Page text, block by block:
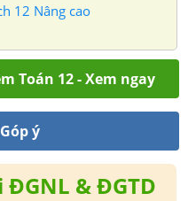
12 Nâng cao
Toán 12 - Xem ngay
ý
& ĐGTD